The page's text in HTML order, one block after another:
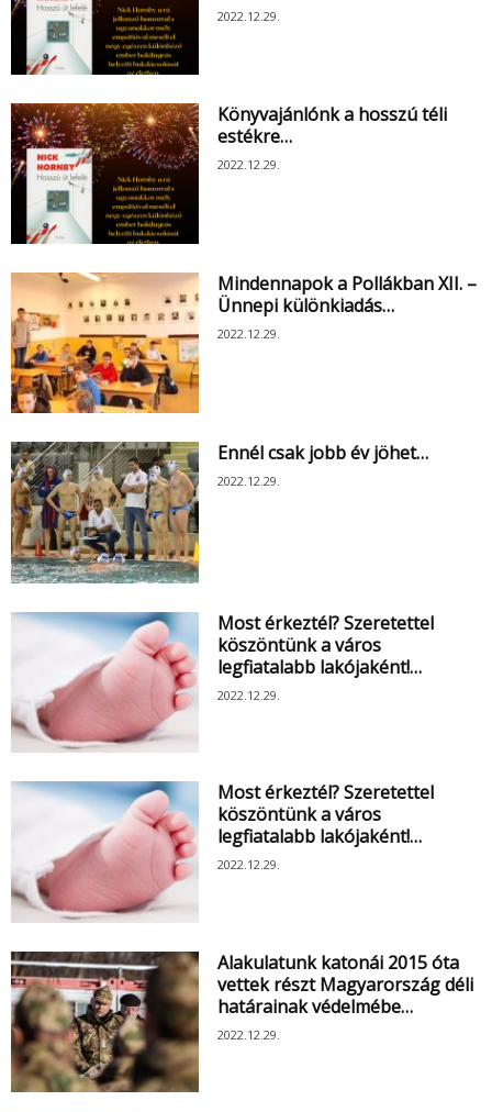
2022.12.29.
Könyvajánlónk a hosszú téli
estékre…
2022.12.29.
Mindennapok a Pollákban XII. –
Ünnepi különkiadás…
2022.12.29.
Ennél csak jobb év jöhet…
2022.12.29.
Most érkeztél? Szeretettel
köszöntünk a város
legfiatalabb lakójaként!…
2022.12.29.
Most érkeztél? Szeretettel
köszöntünk a város
legfiatalabb lakójaként!…
2022.12.29.
Alakulatunk katonái 2015 óta
vettek részt Magyarország déli
határainak védelmébe…
2022.12.29.